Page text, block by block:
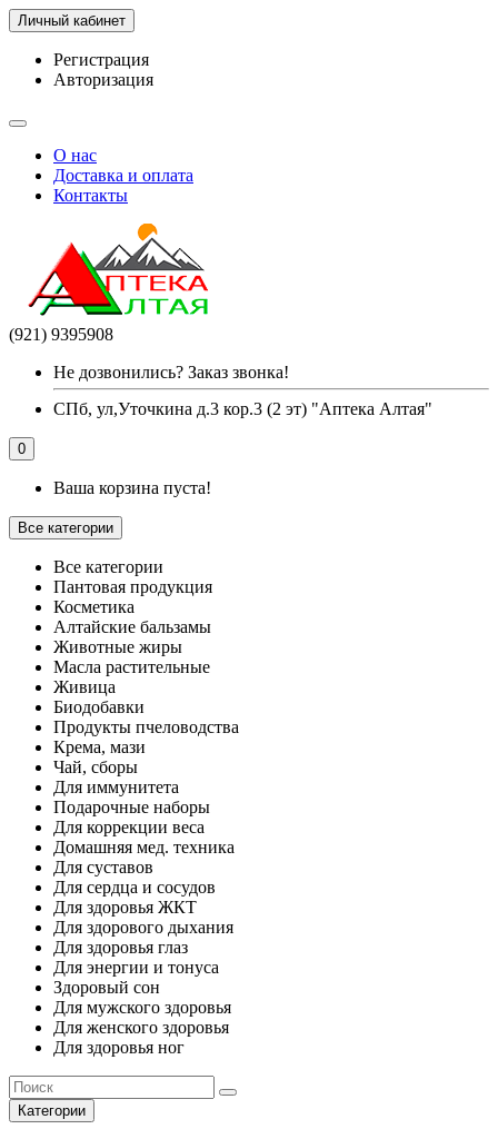
Личный кабинет
Регистрация
Авторизация
О нас
Доставка и оплата
Контакты
(921) 9395908
Не дозвонились? Заказ звонка!
СПб, ул,Уточкина д.3 кор.3 (2 эт) "Аптека Алтая"
0
Ваша корзина пуста!
Все категории
Все категории
Пантовая продукция
Косметика
Алтайские бальзамы
Животные жиры
Масла растительные
Живица
Биодобавки
Продукты пчеловодства
Крема, мази
Чай, сборы
Для иммунитета
Подарочные наборы
Для коррекции веса
Домашняя мед. техника
Для суставов
Для сердца и сосудов
Для здоровья ЖКТ
Для здорового дыхания
Для здоровья глаз
Для энергии и тонуса
Здоровый сон
Для мужского здоровья
Для женского здоровья
Для здоровья ног
Категории